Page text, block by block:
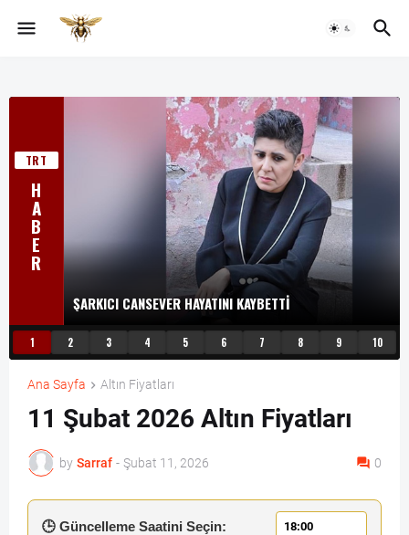
TRT
H
A
B
E
R
ŞARKICI CANSEVER HAYATINI KAYBETTI
1 2 3 4 5 6 7 8 9 10
Ana Sayfa Altın Fiyatları
11 Şubat 2026 Altın Fiyatları
by Sarraf - Şubat 11, 2026 0
🕒 Güncelleme Saatini Seçin: